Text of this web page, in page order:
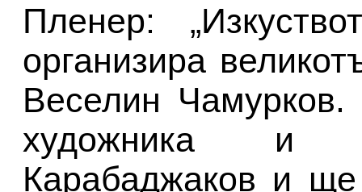
Пленер:
организира
Веселин
художника и
Карабаджаков и